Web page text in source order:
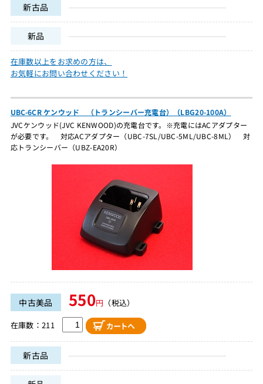
新古品
新品
在庫数以上をお求めの方は、
お気軽にお問い合わせください！
UBC-6CR ケンウッド （トランシーバー充電台）（LBG20-100A）
JVCケンウッド(JVC KENWOOD)の充電台です。※充電にはACアダプター
が必要です。 対応ACアダプター（UBC-7SL/UBC-5ML/UBC-8ML） 対
応トランシーバー（UBZ-EA20R）
中古美品 550円 （税込）
在庫数：211
新古品